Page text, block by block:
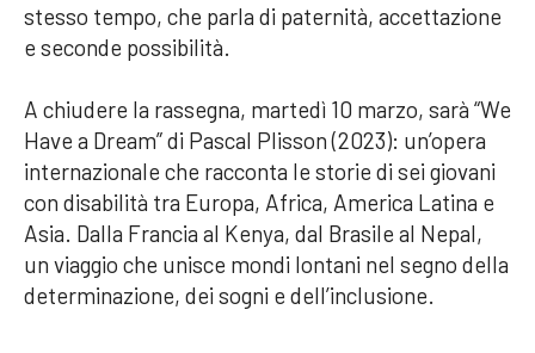
stesso tempo, che parla di paternità, accettazione
e seconde possibilità.
A chiudere la rassegna, martedì 10 marzo, sarà “We
Have a Dream” di Pascal Plisson (2023): un’opera
internazionale che racconta le storie di sei giovani
con disabilità tra Europa, Africa, America Latina e
Asia. Dalla Francia al Kenya, dal Brasile al Nepal,
un viaggio che unisce mondi lontani nel segno della
determinazione, dei sogni e dell’inclusione.